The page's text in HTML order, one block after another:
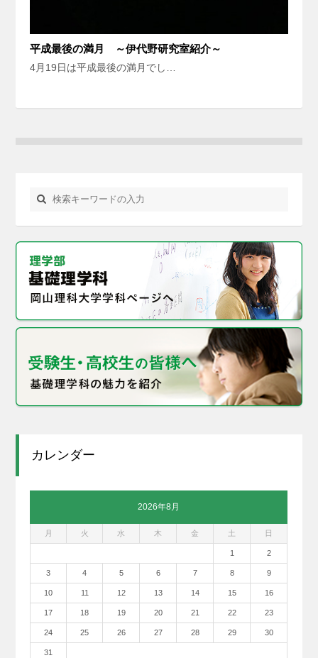
平成最後の満月 ～伊代野研究室紹介～
4月19日は平成最後の満月でし…
カレンダー
2026年8月
月 火 水 木 金 土 日
1 2
3 4 5 6 7 8 9
10 11 12 13 14 15 16
17 18 19 20 21 22 23
24 25 26 27 28 29 30
31